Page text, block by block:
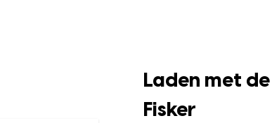
Laden met
Fisker